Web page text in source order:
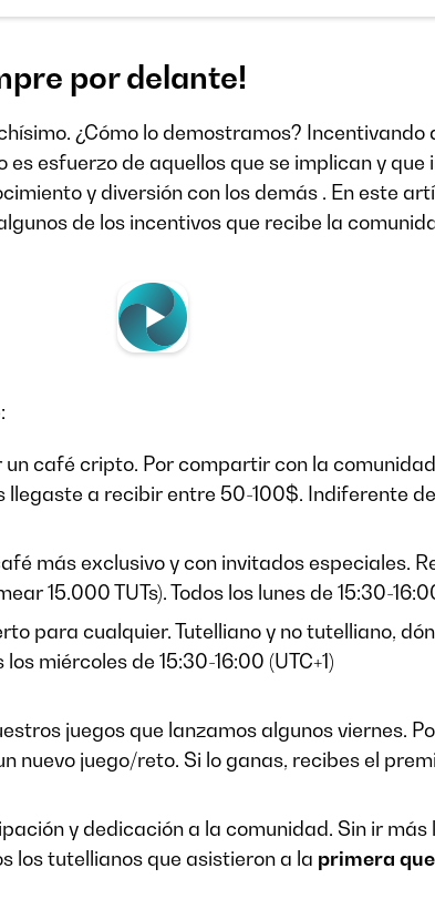
por delante!
¿Cómo lo demostramos? Incentivando
esfuerzo de aquellos que se implican y que
y diversión con los demás . En este
de los incentivos que recibe la
un café cripto. Por compartir con la
llegaste a recibir entre 50-100$. Indiferente
más exclusivo y con invitados especiales.
15.000 TUTs). Todos los lunes de 15:30-
para cualquier. Tutelliano y no tutelliano,
miércoles de 15:30-16:00 (UTC+1)
juegos que lanzamos algunos viernes.
nuevo juego/reto. Si lo ganas, recibes el
y dedicación a la comunidad. Sin ir más
los tutellianos que asistieron a la primera